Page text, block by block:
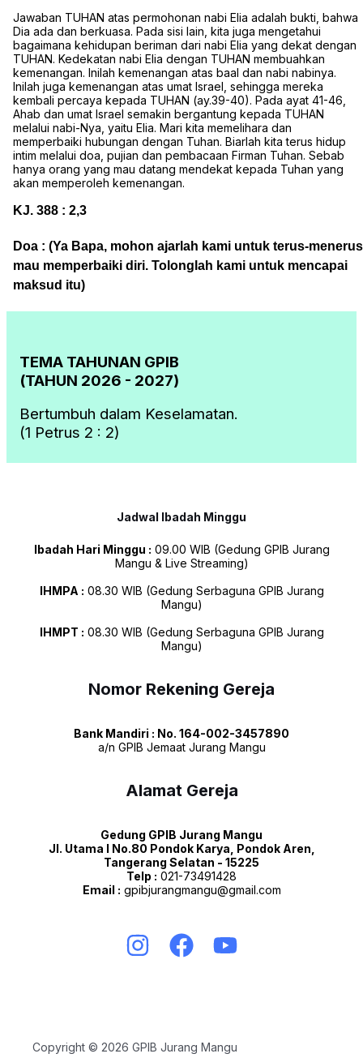
Jawaban TUHAN atas permohonan nabi Elia adalah bukti, bahwa
Dia ada dan berkuasa. Pada sisi lain, kita juga mengetahui
bagaimana kehidupan beriman dari nabi Elia yang dekat dengan
TUHAN. Kedekatan nabi Elia dengan TUHAN membuahkan
kemenangan. Inilah kemenangan atas baal dan nabi nabinya.
Inilah juga kemenangan atas umat Israel, sehingga mereka
kembali percaya kepada TUHAN (ay.39-40). Pada ayat 41-46,
Ahab dan umat Israel semakin bergantung kepada TUHAN
melalui nabi-Nya, yaitu Elia. Mari kita memelihara dan
memperbaiki hubungan dengan Tuhan. Biarlah kita terus hidup
intim melalui doa, pujian dan pembacaan Firman Tuhan. Sebab
hanya orang yang mau datang mendekat kepada Tuhan yang
akan memperoleh kemenangan.
KJ. 388 : 2,3
Doa : (Ya Bapa, mohon ajarlah kami untuk terus-menerus
mau memperbaiki diri. Tolonglah kami untuk mencapai
maksud itu)
TEMA TAHUNAN GPIB
(TAHUN 2026 - 2027)
Bertumbuh dalam Keselamatan.
(1 Petrus 2 : 2)
Jadwal Ibadah Minggu
Ibadah Hari Minggu : 09.00 WIB (Gedung GPIB Jurang
Mangu & Live Streaming)
IHMPA : 08.30 WIB (Gedung Serbaguna GPIB Jurang
Mangu)
IHMPT : 08.30 WIB (Gedung Serbaguna GPIB Jurang
Mangu)
Nomor Rekening Gereja
Bank Mandiri : No. 164-002-3457890
a/n GPIB Jemaat Jurang Mangu
Alamat Gereja
Gedung GPIB Jurang Mangu
Jl. Utama I No.80 Pondok Karya, Pondok Aren,
Tangerang Selatan - 15225
Telp : 021-73491428
Email : gpibjurangmangu@gmail.com
Copyright © 2026 GPIB Jurang Mangu